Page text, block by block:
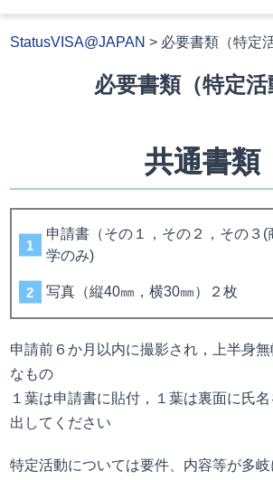
StatusVISA@JAPAN > 必要書類（特定
必要書類（特定活
共通書類
申請書（その１，その２，その３(
学のみ)
写真（縦40㎜，横30㎜）２枚
申請前６か月以内に撮影され，上半身
なもの
１葉は申請書に貼付，１葉は裏面に氏
出してください
特定活動については要件、内容等が多岐